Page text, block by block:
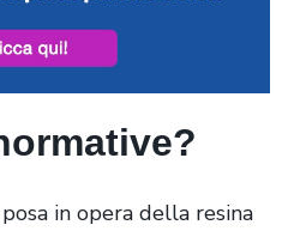
in opera della resina